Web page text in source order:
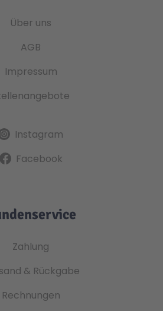
Über uns
AGB
Impressum
Instagram
Facebook
Zahlung
& Rückgabe
Rechnungen